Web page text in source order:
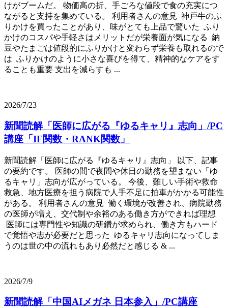
けがブームだ。 物価高の折、手ごろな値段で食の充実につ
ながると支持を集めている。 利用者さんの意見 神戸牛のふ
りかけを買ったことがあり、味がとても上品で驚いた ふり
かけのコスパや手軽さはメリットだが栄養面が気になる 納
豆やたまごは値段的にふりかけと変わらず栄養も取れるので
は ふりかけのように小さな喜びを得て、精神的なケアをす
ることも重要 支出を減らすも ...
2026/7/23
新聞読解「医師に広がる『ゆるキャリ』志向」/PC
講座「IF関数・RANK関数」
新聞読解「医師に広がる『ゆるキャリ』志向」 以下、記事
の要約です。 医師の間で夜間や休日の勤務を望まない「ゆ
るキャリ」志向が広がっている。 今後、難しい手術や救命
救急、地方医療を担う病院で人手不足に拍車がかかる可能性
がある。 利用者さんの意見 働く環境が改善され、病院勤務
の医師が増え、交代制や余裕のある働き方ができれば理想
医師には専門性や知識の研鑽が求められ、働き方もハード
で覚悟や志が必要だと思った ゆるキャリ志向になってしま
うのは世の中の流れもあり必然だと感じる & ...
2026/7/9
新聞読解「中国AIメガネ 日本参入」/PC講座